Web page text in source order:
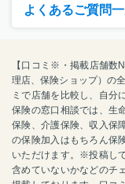
よくあるご質問
【口コミ※・掲載店舗数
理店、保険ショップ）の
ミで店舗を比較し、自分
保険の窓口相談では、生
保険、介護保険、収入保
の保険加入はもちろん保
いただけます。※投稿し
含めていないかなどのチ